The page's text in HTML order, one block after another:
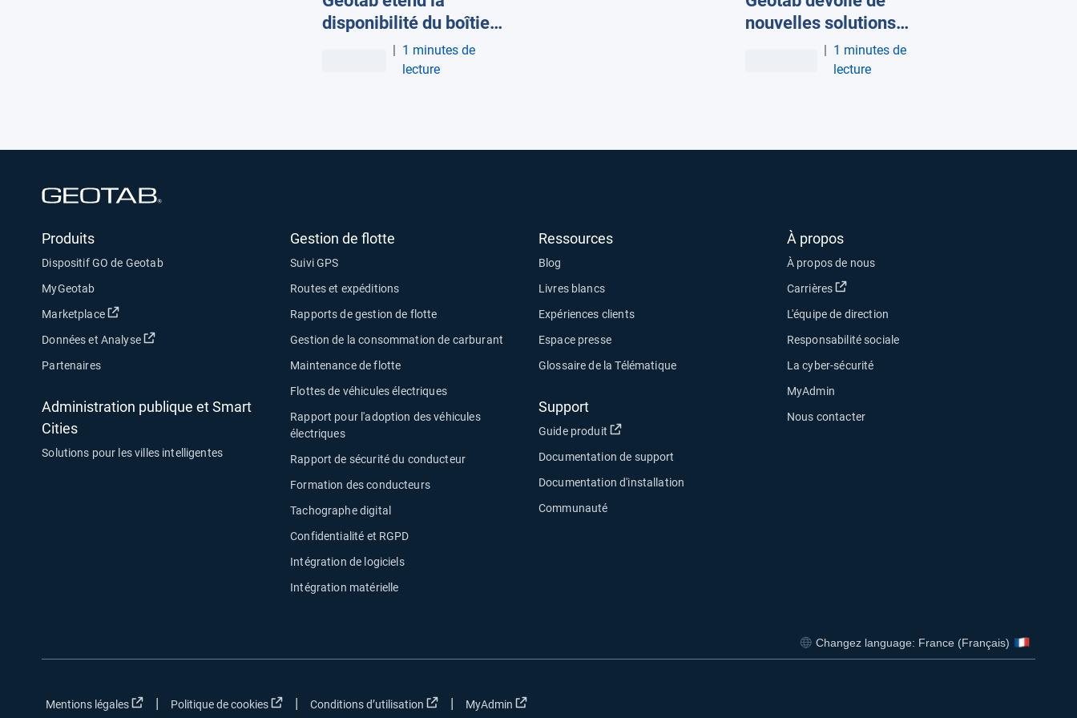
professionnelle ?
disponibilité du boîtier
de suivi des actifs GO
Anywhere aux marchés
| 1 minutes de
lecture
nouvelles solutions
pour optimiser la
maintenance des
| 1 minutes de
lecture
Produits
Dispositif GO de Geotab
MyGeotab
Marketplace
Ouvrir dans une nouvelle fenêtre
Données et Analyse Ouvrir dans une nouvelle fenêtre
Partenaires
Administration publique et Smart
Cities
Solutions pour les villes intelligentes
Gestion de flotte
Suivi GPS
Routes et expéditions
Rapports de gestion de flotte
Gestion de la consommation de carburant
Maintenance de flotte
Flottes de véhicules électriques
Rapport pour l'adoption des véhicules
électriques
Rapport de sécurité du conducteur
Formation des conducteurs
Tachographe digital
Confidentialité et RGPD
Intégration de logiciels
Intégration matérielle
Ressources
Blog
Livres blancs
Expériences clients
Espace presse
Glossaire de la Télématique
Support
Guide produit Ouvrir dans une nouvelle fenêtre
Documentation de support
Documentation d'installation
Communauté
À propos
À propos de nous
Carrières
Ouvrir dans une nouvelle fenêtre
L'équipe de direction
Responsabilité sociale
La cyber-sécurité
MyAdmin
Nous contacter
Changez language: France (Français)
Mentions légales Ouvrir dans une nouvelle fenêtre
| Politique de cookies Ouvrir dans une nouvelle fenêtre
| Conditions d’utilisation Ouvrir dans une nouvelle fenêtre
| MyAdmin Ouvrir dans une nouvelle fenêtre